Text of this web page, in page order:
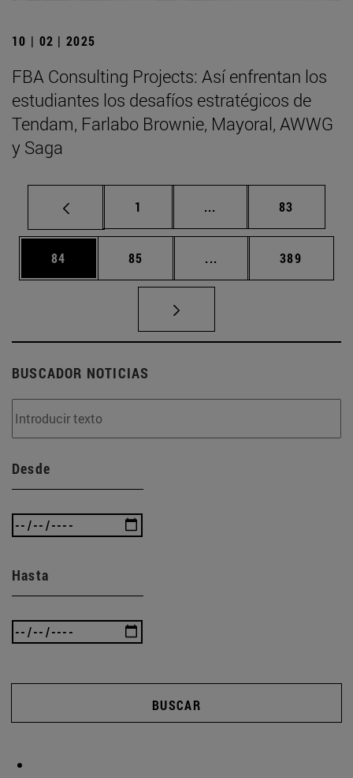
10 | 02 | 2025
FBA Consulting Projects: Así enfrentan los
estudiantes los desafíos estratégicos de
Tendam, Farlabo Brownie, Mayoral, AWWG
y Saga
Página
1 ... Páginas intermedias
Página
83
Página
84 Página
85 ... Páginas intermedias
Página
389
BUSCADOR NOTICIAS
Desde
Hasta
BUSCAR